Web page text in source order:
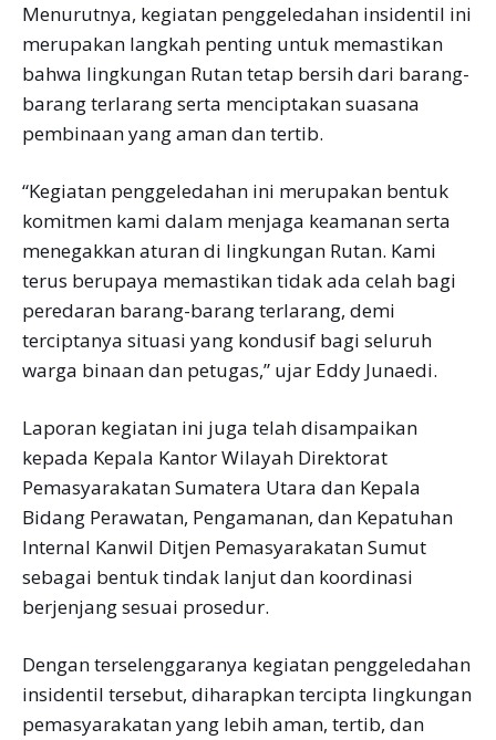
Menurutnya, kegiatan penggeledahan insidentil ini
merupakan langkah penting untuk memastikan
bahwa lingkungan Rutan tetap bersih dari barang-
barang terlarang serta menciptakan suasana
pembinaan yang aman dan tertib.
“Kegiatan penggeledahan ini merupakan bentuk
komitmen kami dalam menjaga keamanan serta
menegakkan aturan di lingkungan Rutan. Kami
terus berupaya memastikan tidak ada celah bagi
peredaran barang-barang terlarang, demi
terciptanya situasi yang kondusif bagi seluruh
warga binaan dan petugas,” ujar Eddy Junaedi.
Laporan kegiatan ini juga telah disampaikan
kepada Kepala Kantor Wilayah Direktorat
Pemasyarakatan Sumatera Utara dan Kepala
Bidang Perawatan, Pengamanan, dan Kepatuhan
Internal Kanwil Ditjen Pemasyarakatan Sumut
sebagai bentuk tindak lanjut dan koordinasi
berjenjang sesuai prosedur.
Dengan terselenggaranya kegiatan penggeledahan
insidentil tersebut, diharapkan tercipta lingkungan
pemasyarakatan yang lebih aman, tertib, dan